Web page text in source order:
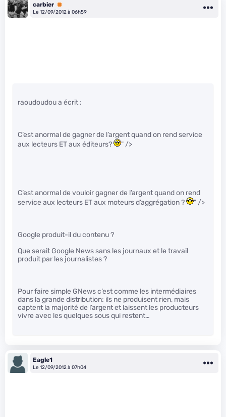
carbier Premium
Le 12/09/2012 à 06h59
raoudoudou a écrit :
C’est anormal de gagner de l’argent quand on rend service
aux lecteurs ET aux éditeurs?
" />
C’est anormal de vouloir gagner de l’argent quand on rend
service aux lecteurs ET aux moteurs d’aggrégation ?
" />
Google produit-il du contenu ?
Que serait Google News sans les journaux et le travail
produit par les journalistes ?
Pour faire simple GNews c’est comme les intermédiaires
dans la grande distribution: ils ne produisent rien, mais
captent la majorité de l’argent et laissent les producteurs
vivre avec les quelques sous qui restent…
Eagle1
Le 12/09/2012 à 07h04